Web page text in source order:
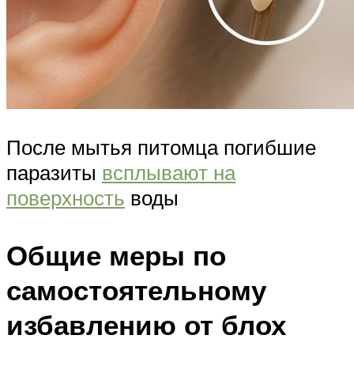
После мытья питомца погибшие
паразиты всплывают на
поверхность воды
Общие меры по
самостоятельному
избавлению от блох